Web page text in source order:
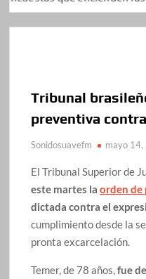
Tribunal
preventiva
Sonidosuavefm mayo
El Tribunal Superior de
este martes laorden de
dictada contra el
cumplimiento desde la
pronta excarcelación.
Temer, de 78 años,fue